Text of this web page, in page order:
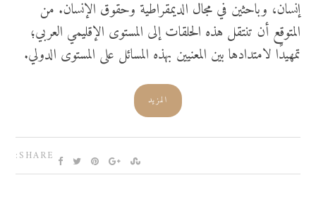
إنسان، وباحثين في مجال الديمقراطية وحقوق الإنسان. من
المتوقع أن تنتقل هذه الحلقات إلى المستوى الإقليمي العربي؛
تمهيدًا لامتدادها بين المعنيين بهذه المسائل على المستوى الدولي.
المزيد
SHARE: